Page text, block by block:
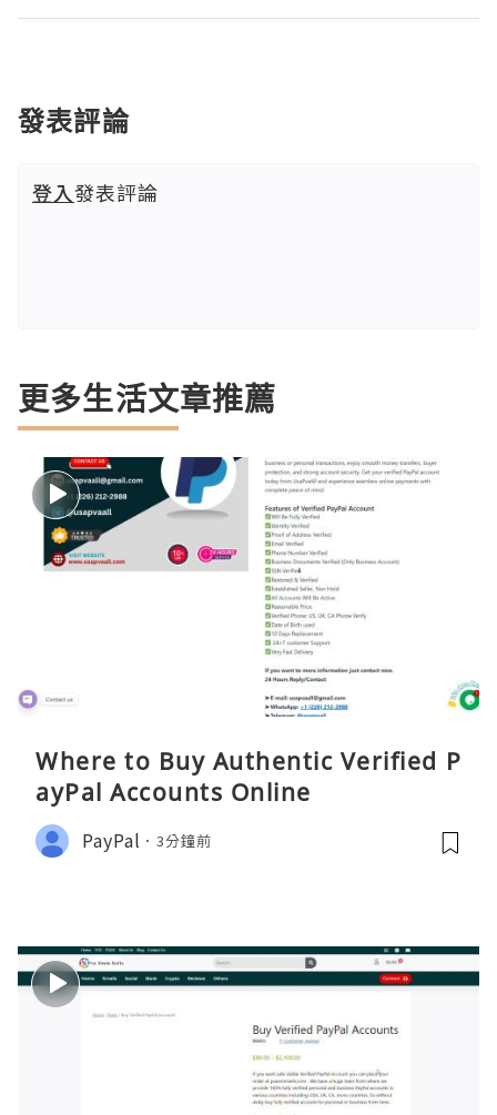
發表評論
登入發表評論
更多生活文章推薦
Where to Buy Authentic Verified P
ayPal Accounts Online
PayPal 3分鐘前